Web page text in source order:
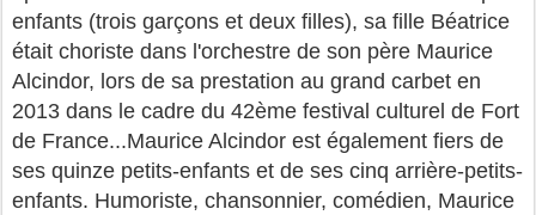
enfants (trois garçons et deux filles), sa fille Béatrice
était choriste dans l'orchestre de son père Maurice
Alcindor, lors de sa prestation au grand carbet en
2013 dans le cadre du 42ème festival culturel de Fort
de France...Maurice Alcindor est également fiers de
ses quinze petits-enfants et de ses cinq arrière-petits-
enfants. Humoriste, chansonnier, comédien, Maurice